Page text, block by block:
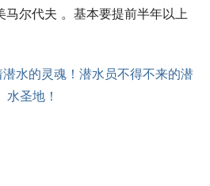
尔代夫 。基本要提前半年以上